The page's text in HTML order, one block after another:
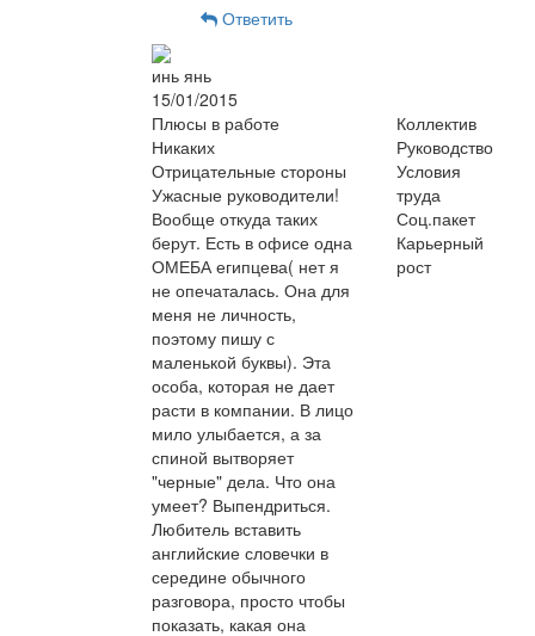
Ответить
инь янь
15/01/2015
Плюсы в работе
Никаких
Отрицательные стороны
Ужасные руководители!
Вообще откуда таких
берут. Есть в офисе одна
ОМЕБА египцева( нет я
не опечаталась. Она для
меня не личность,
поэтому пишу с
маленькой буквы). Эта
особа, которая не дает
расти в компании. В лицо
мило улыбается, а за
спиной вытворяет
"черные" дела. Что она
умеет? Выпендриться.
Любитель вставить
английские словечки в
середине обычного
разговора, просто чтобы
показать, какая она
Коллектив
Руководство
Условия
труда
Соц.пакет
Карьерный
рост